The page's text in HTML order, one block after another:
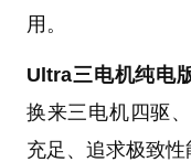
用。
Ultra三电机纯电
换来三电机四驱
充足、追求极致性